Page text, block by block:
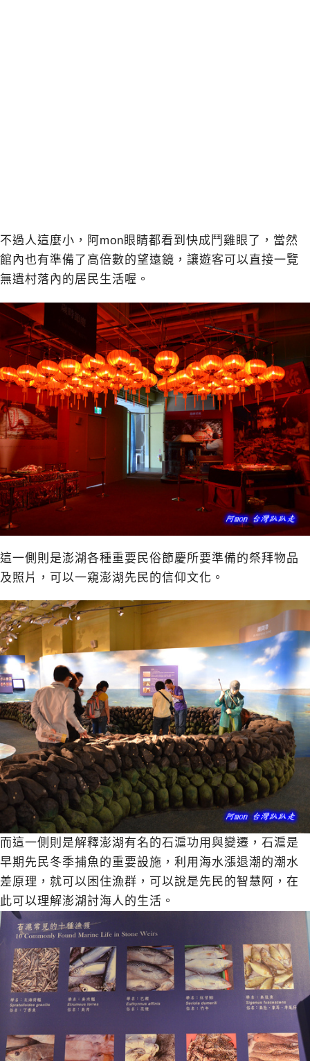
不過人這麼小，阿mon眼睛都看到快成鬥雞眼了，當然
館內也有準備了高倍數的望遠鏡，讓遊客可以直接一覽
無遺村落內的居民生活喔。
這一側則是澎湖各種重要民俗節慶所要準備的祭拜物品
及照片，可以一窺澎湖先民的信仰文化。
而這一側則是解釋澎湖有名的石滬功用與變遷，石滬是
早期先民冬季捕魚的重要設施，利用海水漲退潮的潮水
差原理，就可以困住漁群，可以說是先民的智慧阿，在
此可以理解澎湖討海人的生活。